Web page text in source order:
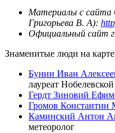
Материалы с сайта
Григорьева В. А):
Официальный сайт
Знаменитые люди на
Бунин Иван
лауреат
Гердт Зиновий
Громов Константин
Каминский Антон
метеоролог